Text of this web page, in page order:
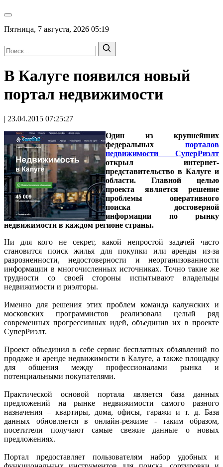
Пятница, 7 августа, 2026 05:19
В Калуге появился новый
портал недвижимости
| 23.04.2015 07:25:27
Один из крупнейших
федеральных порталов
недвижимости СуперРиэлт
открыл интернет-
представительство в Калуге и
области. Главной целью
проекта является решение
проблемы оперативного
поиска достоверной
информации по рынку
недвижимости в каждом регионе страны.
Ни для кого не секрет, какой непростой задачей часто
становится поиск жилья для покупки или аренды из-за
разрозненности, недостоверности и неорганизованности
информации в многочисленных источниках. Точно такие же
трудности со своей стороны испытывают владельцы
недвижимости и риэлторы.
Именно для решения этих проблем команда калужских и
московских программистов реализовала целый ряд
современных прогрессивных идей, объединив их в проекте
СуперРиэлт.
Проект объединил в себе сервис бесплатных объявлений по
продаже и аренде недвижимости в Калуге, а также площадку
для общения между профессионалами рынка и
потенциальными покупателями.
Практической основой портала является база данных
предложений на рынке недвижимости самого разного
назначения – квартиры, дома, офисы, гаражи и т. д. База
данных обновляется в онлайн-режиме - таким образом,
посетители получают самые свежие данные о новых
предложениях.
Портал предоставляет пользователям набор удобных и